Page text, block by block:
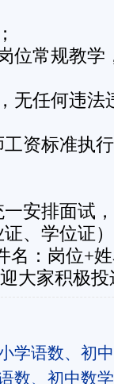
位常规教学
无任何违法
资标准执
安排面试
、学位证
名：岗位+
大家积极
学语数、初
数、初中数